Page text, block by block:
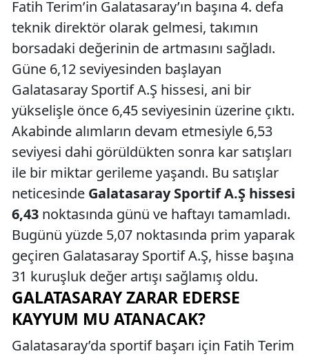
Fatih Terim’in Galatasaray’ın başına 4. defa
teknik direktör olarak gelmesi, takımın
borsadaki değerinin de artmasını sağladı.
Güne 6,12 seviyesinden başlayan
Galatasaray Sportif A.Ş hissesi, ani bir
yükselişle önce 6,45 seviyesinin üzerine çıktı.
Akabinde alımların devam etmesiyle 6,53
seviyesi dahi görüldükten sonra kar satışları
ile bir miktar gerileme yaşandı. Bu satışlar
neticesinde Galatasaray Sportif A.Ş hissesi
6,43 noktasında günü ve haftayı tamamladı.
Bugünü yüzde 5,07 noktasında prim yaparak
geçiren Galatasaray Sportif A.Ş, hisse başına
31 kuruşluk değer artışı sağlamış oldu.
GALATASARAY ZARAR EDERSE
KAYYUM MU ATANACAK?
Galatasaray’da sportif başarı için Fatih Terim